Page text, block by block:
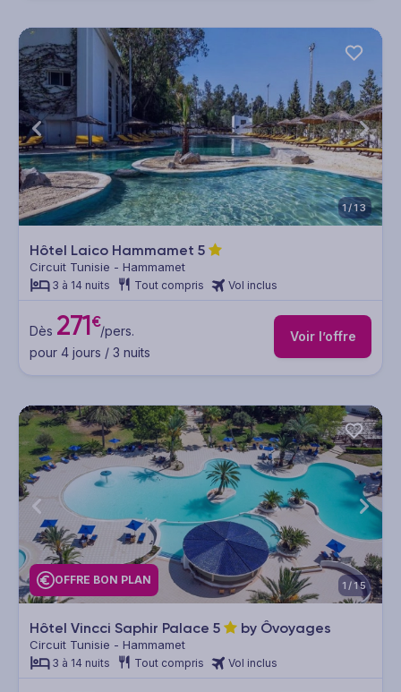
1/13
Hôtel Laico Hammamet 5
Circuit Tunisie - Hammamet
3 à 14 nuits Tout compris Vol inclus
Dès 271€/pers.
pour 4 jours / 3 nuits
Voir l’offre
OFFRE BON PLAN 1/15
Hôtel Vincci Saphir Palace 5 by Ôvoyages
Circuit Tunisie - Hammamet
3 à 14 nuits Tout compris Vol inclus